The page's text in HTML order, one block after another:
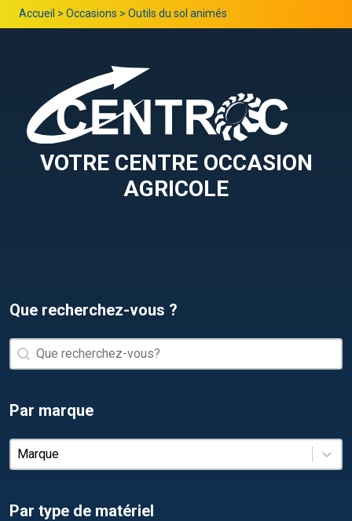
Accueil > Occasions > Outils du sol animés
VOTRE CENTRE OCCASION
AGRICOLE
Que recherchez-vous ?
Que recherchez-vous ?
Que recherchez-vous ?
Par marque
Par marque
Par marque
Par type de matériel